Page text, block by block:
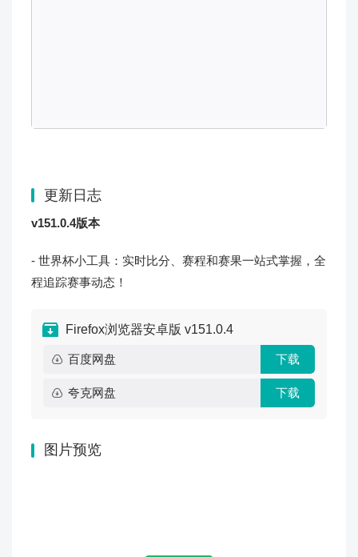
更新日志
v151.0.4版本
- 世界杯小工具：实时比分、赛程和赛果一站式掌握，全
程追踪赛事动态！
Firefox浏览器安卓版 v151.0.4
百度网盘 下载
夸克网盘 下载
图片预览